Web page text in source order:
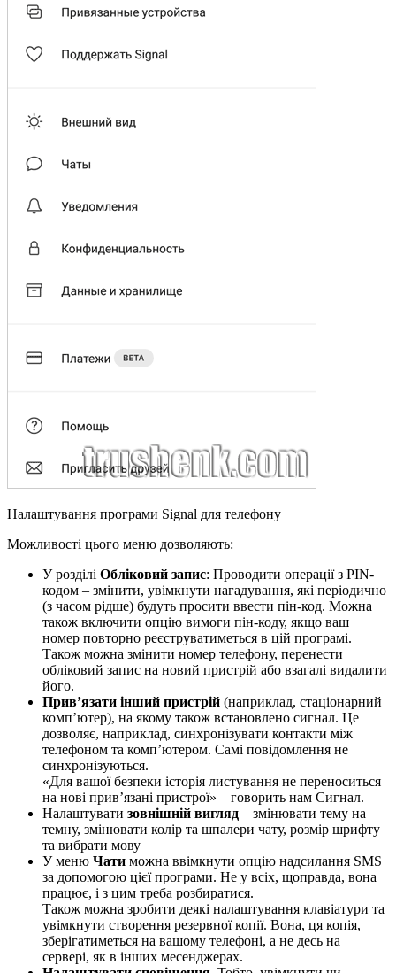
Налаштування програми Signal для телефону
Можливості цього меню дозволяють:
У розділі Обліковий запис: Проводити операції з PIN-
кодом – змінити, увімкнути нагадування, які періодично
(з часом рідше) будуть просити ввести пін-код. Можна
також включити опцію вимоги пін-коду, якщо ваш
номер повторно реєструватиметься в цій програмі.
Також можна змінити номер телефону, перенести
обліковий запис на новий пристрій або взагалі видалити
його.
Прив’язати інший пристрій (наприклад, стаціонарний
комп’ютер), на якому також встановлено сигнал. Це
дозволяє, наприклад, синхронізувати контакти між
телефоном та комп’ютером. Самі повідомлення не
синхронізуються.
Для вашої безпеки історія листування не переноситься
на нові прив’язані пристрої
– говорить нам Сигнал.
Налаштувати зовнішній вигляд – змінювати тему на
темну, змінювати колір та шпалери чату, розмір шрифту
та вибрати мову
У меню Чати можна ввімкнути опцію надсилання SMS
за допомогою цієї програми. Не у всіх, щоправда, вона
працює, і з цим треба розбиратися.
Також можна зробити деякі налаштування клавіатури та
увімкнути створення резервної копії. Вона, ця копія,
зберігатиметься на вашому телефоні, а не десь на
сервері, як в інших месенджерах.